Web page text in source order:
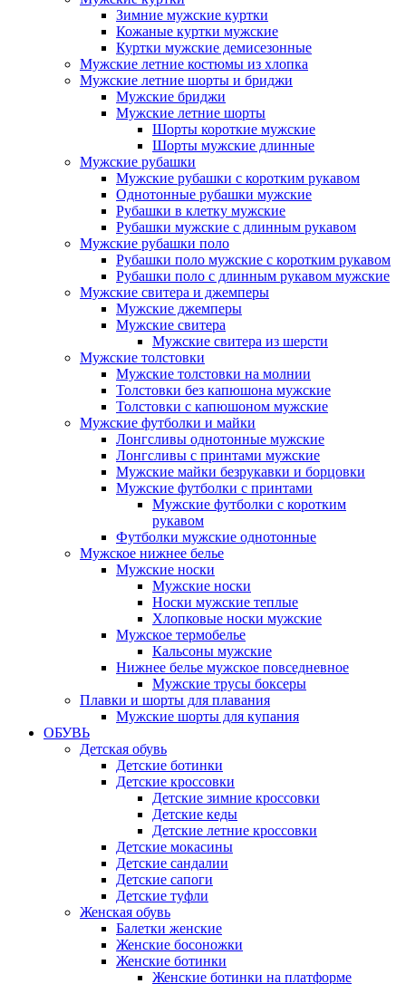
Зимние мужские куртки
Кожаные куртки мужские
Куртки мужские демисезонные
Мужские летние костюмы из хлопка
Мужские летние шорты и бриджи
Мужские бриджи
Мужские летние шорты
Шорты короткие мужские
Шорты мужские длинные
Мужские рубашки
Мужские рубашки с коротким рукавом
Однотонные рубашки мужские
Рубашки в клетку мужские
Рубашки мужские с длинным рукавом
Мужские рубашки поло
Рубашки поло мужские с коротким рукавом
Рубашки поло с длинным рукавом мужские
Мужские свитера и джемперы
Мужские джемперы
Мужские свитера
Мужские свитера из шерсти
Мужские толстовки
Мужские толстовки на молнии
Толстовки без капюшона мужские
Толстовки с капюшоном мужские
Мужские футболки и майки
Лонгсливы однотонные мужские
Лонгсливы с принтами мужские
Мужские майки безрукавки и борцовки
Мужские футболки с принтами
Мужские футболки с коротким
рукавом
Футболки мужские однотонные
Мужское нижнее белье
Мужские носки
Мужские носки
Носки мужские теплые
Хлопковые носки мужские
Мужское термобелье
Кальсоны мужские
Нижнее белье мужское повседневное
Мужские трусы боксеры
Плавки и шорты для плавания
Мужские шорты для купания
ОБУВЬ
Детская обувь
Детские ботинки
Детские кроссовки
Детские зимние кроссовки
Детские кеды
Детские летние кроссовки
Детские мокасины
Детские сандалии
Детские сапоги
Детские туфли
Женская обувь
Балетки женские
Женские босоножки
Женские ботинки
Женские ботинки на платформе